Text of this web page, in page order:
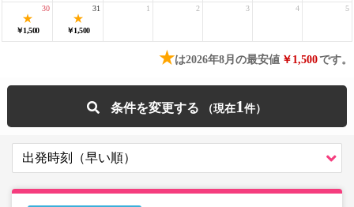
￥1,500
30
￥1,500
31 1 2 3 4 5
★は2026年8月の最安値 ￥1,500です。
条件を変更する 1